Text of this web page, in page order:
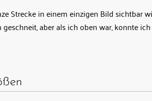
Strecke in einem einzigen Bild sichtbar
geschneit, aber als ich oben war, konnte